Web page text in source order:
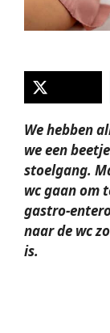
We hebben
we een
stoelgang.
wc gaan om
gastro-
naar de wc
is.